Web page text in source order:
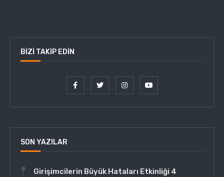
BIZI TAKIP EDIN
SON YAZILAR
Girişimcilerin Büyük Hataları Etkinliği 4